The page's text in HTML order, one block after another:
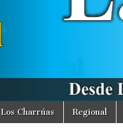
Los Charrúas Regional